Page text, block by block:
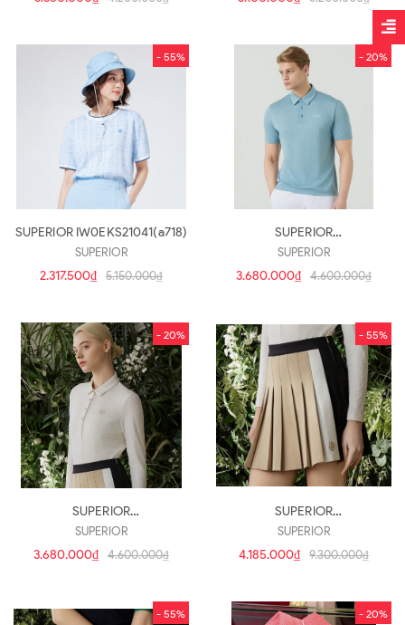
- 55%
SUPERIOR IW0EKS21041(a718)
SUPERIOR
2.317.500₫ 5.150.000₫
- 20%
SUPERIOR
IMSFTTY20341(a4093)
SUPERIOR
3.680.000₫ 4.600.000₫
- 20%
SUPERIOR
IW0EKS10453(a708)
SUPERIOR
3.680.000₫ 4.600.000₫
- 55%
SUPERIOR
IW0ECU20253(cv242)
SUPERIOR
4.185.000₫ 9.300.000₫
- 55% - 20%